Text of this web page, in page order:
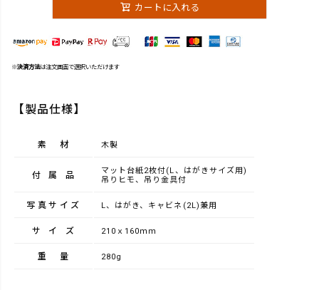
カートに入れる
※決済方法は注文画面で選択いただけます
【製品仕様】
素材 木製
付属品
マット台紙2枚付(L、はがきサイズ用)
吊りヒモ、吊り金具付
写真サイズ L、はがき、キャビネ(2L)兼用
サイズ 210ｘ160ｍｍ
重量 280g